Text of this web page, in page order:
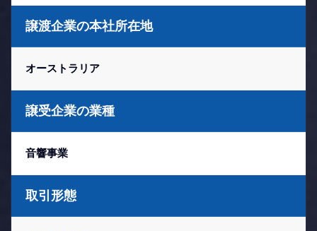
譲渡企業の本社所在地
オーストラリア
譲受企業の業種
音響事業
取引形態